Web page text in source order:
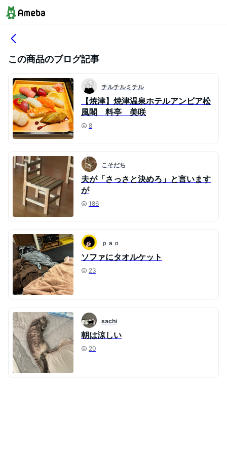
この商品のブログ記事
チルチルミチル
【焼津】焼津温泉ホテルアンビア松
風閣 料亭 美咲
8
こそだち
夫が「さっさと決めろ」と言います
が
186
ｐａｏ
ソファにタオルケット
23
sachi
朝は涼しい
20